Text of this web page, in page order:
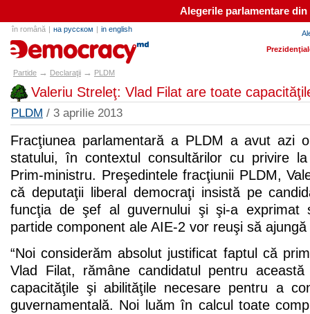
Alegerile parlamentare
în română | на русском | in english
partide.md
Partide → Declaraţii → PLDM
Valeriu Streleţ: Vlad Filat are toate
PLDM / 3 aprilie 2013
Fracţiunea parlamentară a PLDM a avut azi
statului, în contextul consultărilor cu privire
Prim-ministru. Preşedintele fracţiunii PLDM,
că deputaţii liberal democraţi insistă pe
funcţia de şef al guvernului şi şi-a exprimat
partide component ale AIE-2 vor reuşi să
“Noi considerăm absolut justificat faptul că
Vlad Filat, rămâne candidatul pentru
capacităţile şi abilităţile necesare pentru a
guvernamentală. Noi luăm în calcul toate